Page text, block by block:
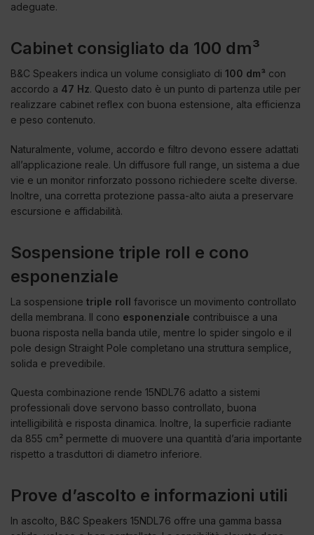
adeguate.
Cabinet consigliato da 100 dm³
B&C Speakers indica un volume consigliato di 100 dm³ con
accordo a 47 Hz. Questo dato è un punto di partenza utile per
realizzare cabinet reflex con buona estensione, alta efficienza
e peso contenuto.
Naturalmente, volume, accordo e filtro devono essere adattati
all’applicazione reale. Un diffusore full range, un sistema a due
vie e un monitor rinforzato possono richiedere scelte diverse.
Inoltre, una corretta protezione passa-alto aiuta a preservare
escursione e affidabilità.
Sospensione triple roll e cono
esponenziale
La sospensione triple roll favorisce un movimento controllato
della membrana. Il cono esponenziale contribuisce a una
buona risposta nella banda utile, mentre lo spider singolo e il
pole design Straight Pole completano una struttura semplice,
solida e prevedibile.
Questa combinazione rende 15NDL76 adatto a sistemi
professionali dove servono basso controllato, buona
intelligibilità e risposta dinamica. Inoltre, la superficie radiante
da 855 cm² permette di muovere una quantità d’aria importante
rispetto a trasduttori di diametro inferiore.
Prove d’ascolto e informazioni utili
In ascolto, B&C Speakers 15NDL76 offre una gamma bassa